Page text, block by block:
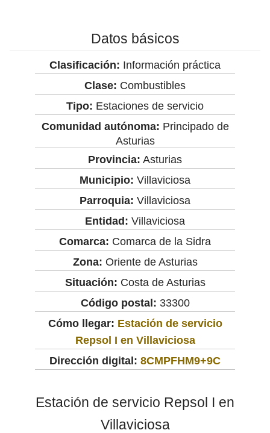
Datos básicos
Clasificación: Información práctica
Clase: Combustibles
Tipo: Estaciones de servicio
Comunidad autónoma: Principado de
Asturias
Provincia: Asturias
Municipio: Villaviciosa
Parroquia: Villaviciosa
Entidad: Villaviciosa
Comarca: Comarca de la Sidra
Zona: Oriente de Asturias
Situación: Costa de Asturias
Código postal: 33300
Cómo llegar: Estación de servicio
Repsol I en Villaviciosa
Dirección digital: 8CMPFHM9+9C
Estación de servicio Repsol I en
Villaviciosa